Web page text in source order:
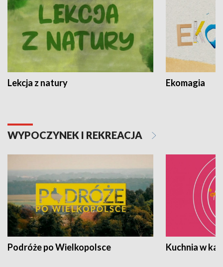
Lekcja z natury Ekomagia
WYPOCZYNEK I REKREACJA
Podróże po Wielkopolsce Kuchnia w